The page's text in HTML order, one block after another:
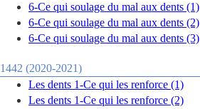
6-Ce qui soulage du mal aux dents (1)
6-Ce qui soulage du mal aux dents (2)
6-Ce qui soulage du mal aux dents (3)
1442 (2020-2021)
Les dents 1-Ce qui les renforce (1)
Les dents 1-Ce qui les renforce (2)